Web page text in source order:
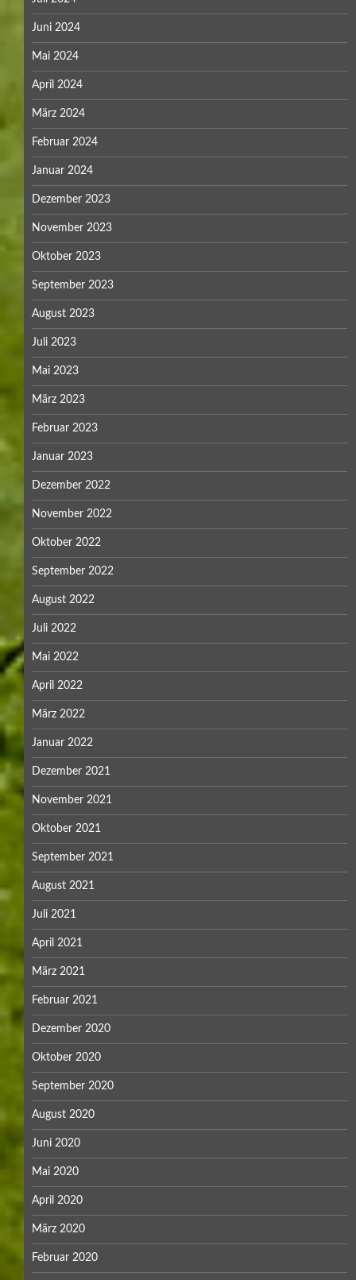
Juni 2024
Mai 2024
April 2024
März 2024
Februar 2024
Januar 2024
Dezember 2023
November 2023
Oktober 2023
September 2023
August 2023
Juli 2023
Mai 2023
März 2023
Februar 2023
Januar 2023
Dezember 2022
November 2022
Oktober 2022
September 2022
August 2022
Juli 2022
Mai 2022
April 2022
März 2022
Januar 2022
Dezember 2021
November 2021
Oktober 2021
September 2021
August 2021
Juli 2021
April 2021
März 2021
Februar 2021
Dezember 2020
Oktober 2020
September 2020
August 2020
Juni 2020
Mai 2020
April 2020
März 2020
Februar 2020